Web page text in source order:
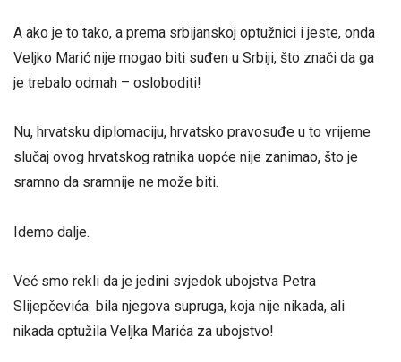
A ako je to tako, a prema srbijanskoj optužnici i jeste, onda
Veljko Marić nije mogao biti suđen u Srbiji, što znači da ga
je trebalo odmah – osloboditi!
Nu, hrvatsku diplomaciju, hrvatsko pravosuđe u to vrijeme
slučaj ovog hrvatskog ratnika uopće nije zanimao, što je
sramno da sramnije ne može biti.
Idemo dalje.
Već smo rekli da je jedini svjedok ubojstva Petra
Slijepčevića bila njegova supruga, koja nije nikada, ali
nikada optužila Veljka Marića za ubojstvo!